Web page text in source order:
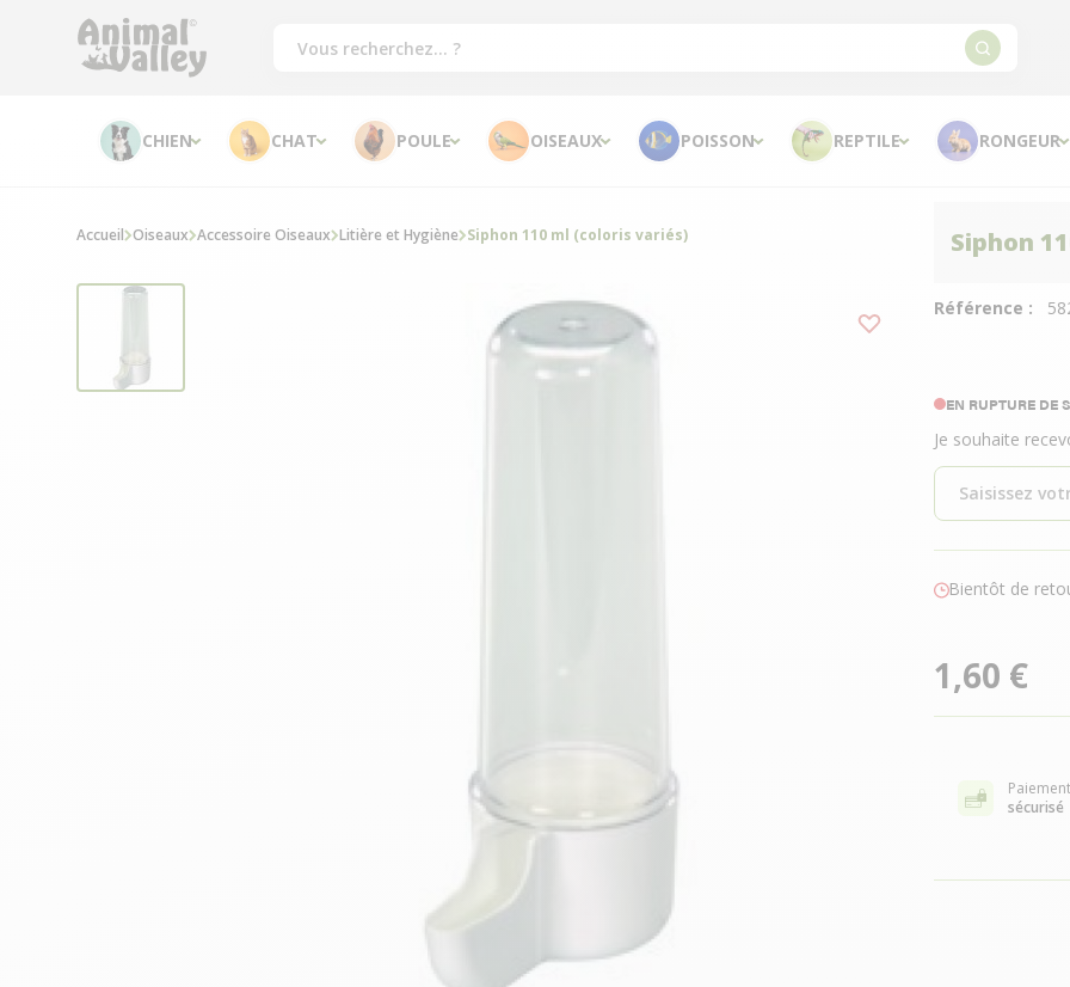
CHIEN CHAT POULE OISEAUX POISSON REPTILE RONGEUR
Siphon
Référence :
EN RUPTURE DE
Je souhaite
Bientôt de
1,60 €
Paiement
sécurisé
Accueil Oiseaux Accessoire Oiseaux Litière et Hygiène Siphon 110 ml (coloris variés)